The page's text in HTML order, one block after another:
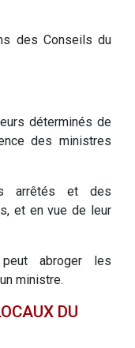
des Conseils du
déterminés de
des ministres
arrêtés et des
et en vue de leur
abroger les
ministre.
DU